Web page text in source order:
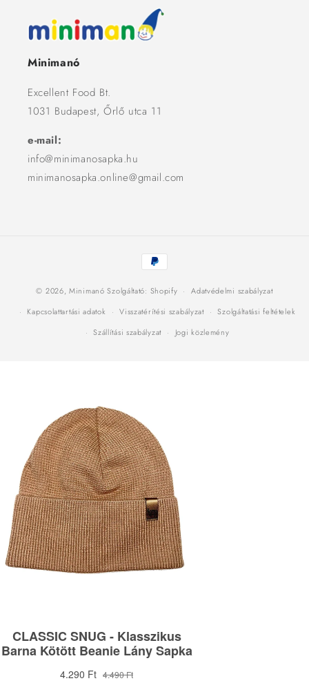
Minimanó
Excellent Food Bt.
1031 Budapest, Őrlő utca 11
e-mail:
info@minimanosapka.hu
minimanosapka.online@gmail.com
Fizetési
módok
© 2026,Minimanó Szolgáltató: Shopify
Adatvédelmi szabályzat
Kapcsolattartási adatok
Visszatérítési szabályzat
Szolgáltatási feltételek
Szállítási szabályzat
Jogi közlemény